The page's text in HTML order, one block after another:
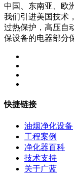
中国、东南亚、欧
我们引进美国技术
过热保护，高压自
保设备的电器部分
快捷链接
油烟净化设备
工程案例
净化器百科
技术支持
关于广蓝